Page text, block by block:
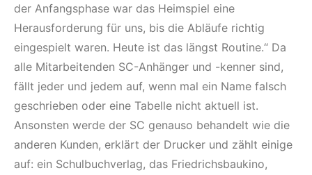
der Anfangsphase war das Heimspiel eine
Herausforderung für uns, bis die Abläufe richtig
eingespielt waren. Heute ist das längst Routine.“ Da
alle Mitarbeitenden SC-Anhänger und -kenner sind,
fällt jeder und jedem auf, wenn mal ein Name falsch
geschrieben oder eine Tabelle nicht aktuell ist.
Ansonsten werde der SC genauso behandelt wie die
anderen Kunden, erklärt der Drucker und zählt einige
auf: ein Schulbuchverlag, das Friedrichsbaukino,